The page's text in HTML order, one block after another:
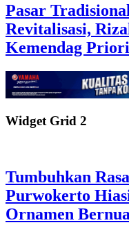
Pasar
Revitalisasi,
Kemendag
Widget Grid 2
Tumbuhkan
Purwokerto
Ornamen